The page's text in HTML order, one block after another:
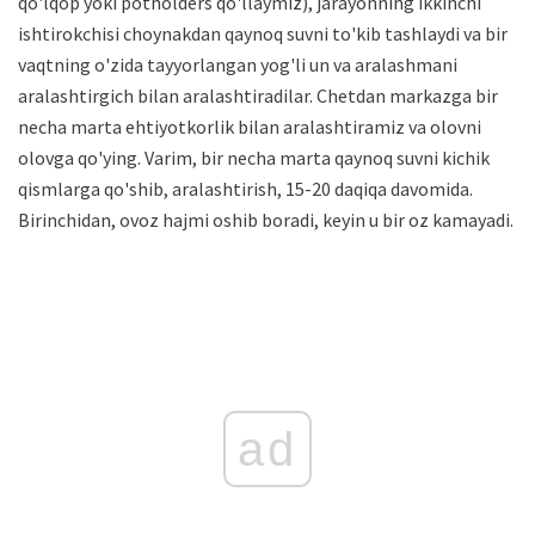
ishtirokchisi choynakdan qaynoq suvni to'kib tashlaydi va bir
vaqtning o'zida tayyorlangan yog'li un va aralashmani
aralashtirgich bilan aralashtiradilar. Chetdan markazga bir
necha marta ehtiyotkorlik bilan aralashtiramiz va olovni
olovga qo'ying. Varim, bir necha marta qaynoq suvni kichik
qismlarga qo'shib, aralashtirish, 15-20 daqiqa davomida.
Birinchidan, ovoz hajmi oshib boradi, keyin u bir oz kamayadi.
ad